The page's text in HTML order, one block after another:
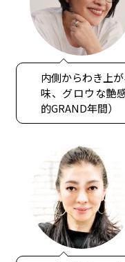
内側からわき上
味、グロウな艶
的GRAND年間）